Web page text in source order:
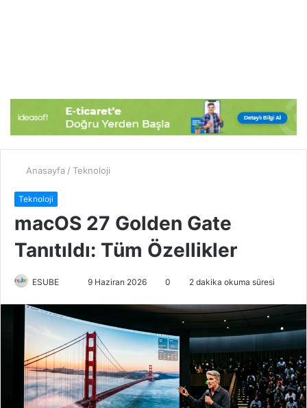
Anasayfa / Teknoloji
Teknoloji
macOS 27 Golden Gate
Tanıtıldı: Tüm Özellikler
ESUBE
r
-
p
o
s
9 Haziran 2026 0 2 dakika okuma süresi